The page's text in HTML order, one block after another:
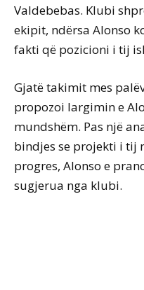
Valdebebas. Klubi
ekipit, ndërsa Alonso
fakti që pozicioni i tij
Gjatë takimit mes
propozoi largimin e
mundshëm. Pas një
bindjes se projekti i tij
progres, Alonso e
sugjerua nga klubi.